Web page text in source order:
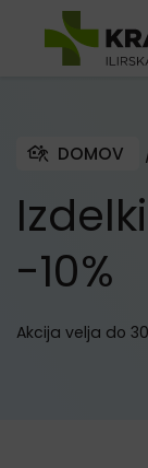
Skoči na vsebino
DOMOV
-10%
Akcija velja do